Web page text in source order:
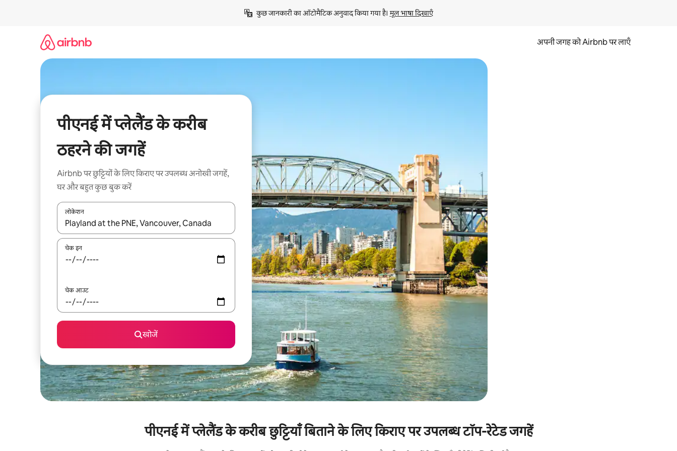
कुछ जानकारी का ऑटोमैटिक अनुवाद किया गया है। मूल भाषा दिखाएँ
अपनी जगह को Airbnb पर लाएँ
पीएनई में प्लेलैंड के करीब
ठहरने की जगहें
Airbnb पर छुट्टियों के लिए किराए पर उपलब्ध अनोखी जगहें,
घर और बहुत कुछ बुक करें
लोकेशन
नतीजों के उपलब्ध होने पर, अप और डाउन 'ऐरो की' का इस्तेमाल करके नेविगेट करें या टच या फिर स्वाइप जेस्चर का इस्तेमाल करके एक्सप्लोर करें।
चेक इन
चेक आउट
खोजें
पीएनई में प्लेलैंड के करीब छुट्टियाँ बिताने के लिए किराए पर उपलब्ध टॉप-रेटेड जगहें